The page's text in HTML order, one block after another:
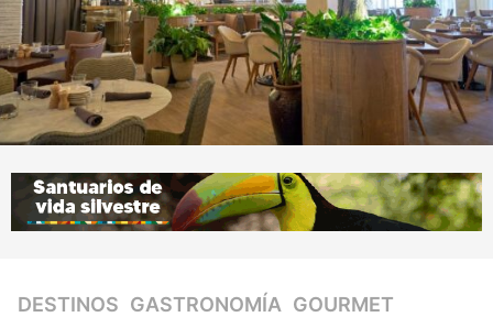
4
DESTINOS ,GASTRONOMÍA ,GOURMET